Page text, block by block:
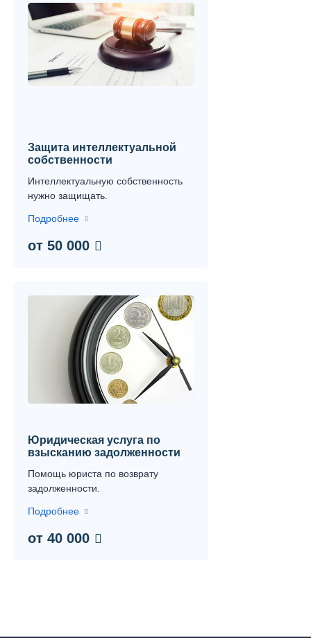
Защита интеллектуальной
собственности
Интеллектуальную собственность
нужно защищать.
Подробнее
от 50 000
Юридическая услуга по
взысканию задолженности
Помощь юриста по возврату
задолженности.
Подробнее
от 40 000